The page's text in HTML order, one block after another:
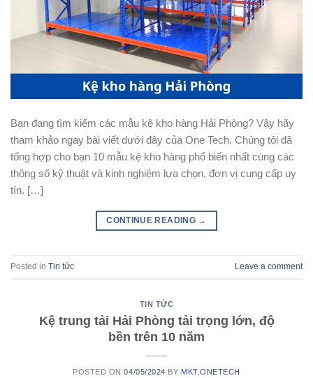
Bạn đang tìm kiếm các mẫu kệ kho hàng Hải Phòng? Vậy hãy
tham khảo ngay bài viết dưới đây của One Tech. Chúng tôi đã
tổng hợp cho bạn 10 mẫu kệ kho hàng phổ biến nhất cùng các
thông số kỹ thuật và kinh nghiệm lựa chọn, đơn vị cung cấp uy
tín. […]
CONTINUE READING →
Posted in Tin tức Leave a comment
TIN TỨC
Kệ trung tải Hải Phòng tải trọng lớn, độ
bền trên 10 năm
POSTED ON04/05/2024 BY MKT.ONETECH